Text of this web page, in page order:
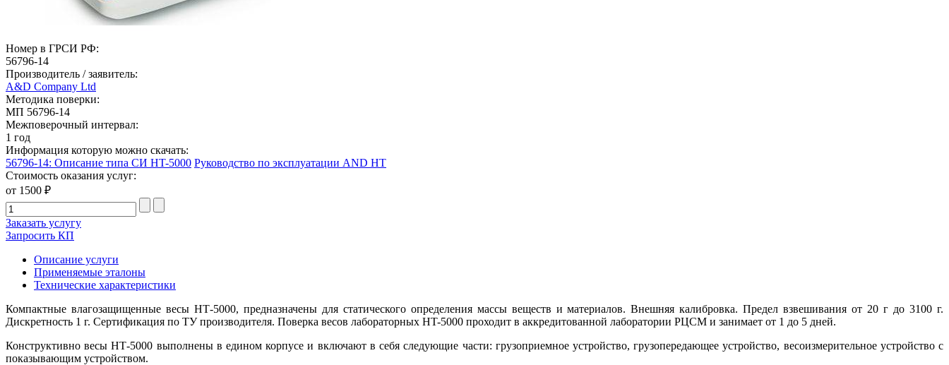
Номер в ГРСИ РФ:
56796-14
Производитель / заявитель:
A&D Company Ltd
Методика поверки:
МП 56796-14
Межповерочный интервал:
1 год
Информация которую можно скачать:
56796-14: Описание типа СИ HT-5000 Руководство по эксплуатации AND HT
Стоимость оказания услуг:
от 1500 ₽
Заказать услугу
Запросить КП
Описание услуги
Применяемые эталоны
Технические характеристики
Компактные влагозащищенные весы HТ-5000, предназначены для статического определения массы веществ и материалов. Внешняя калибровка. Предел взвешивания от 20 г до 3100 г.
Дискретность 1 г. Сертификация по ТУ производителя. Поверка весов лабораторных HT-5000 проходит в аккредитованной лаборатории РЦСМ и занимает от 1 до 5 дней.
Конструктивно весы HТ-5000 выполнены в едином корпусе и включают в себя следующие части: грузоприемное устройство, грузопередающее устройство, весоизмерительное устройство с
показывающим устройством.